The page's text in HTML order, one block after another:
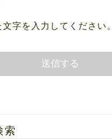
文字を入力してください。
索